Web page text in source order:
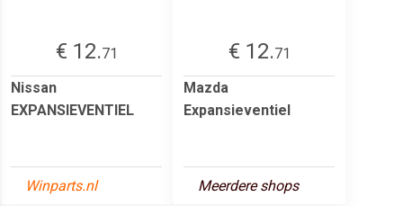
€ 12.71
Nissan
EXPANSIEVENTIEL
Winparts.nl
€ 12.71
Mazda
Expansieventiel
Meerdere shops